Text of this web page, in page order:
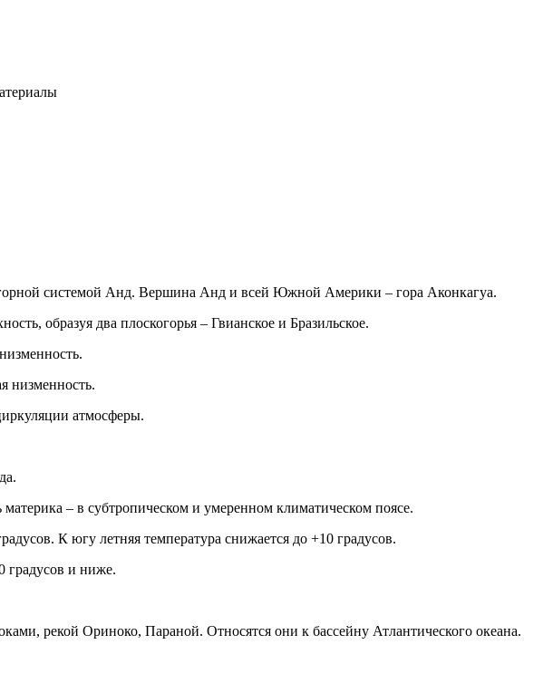
горной системой Анд. Вершина Анд и всей Южной Америки – гора Аконкагуа.
образуя два плоскогорья – Гвианское и Бразильское.
низменность.
атмосферы.
– в субтропическом и умеренном климатическом поясе.
К югу летняя температура снижается до +10 градусов.
градусов и ниже.
рекой Ориноко, Параной. Относятся они к бассейну Атлантического океана.